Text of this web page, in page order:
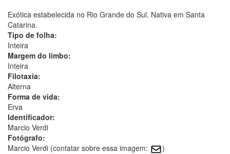
Exótica estabelecida no Rio Grande do Sul. Nativa em Santa
Catarina.
Tipo de folha:
Inteira
Margem do limbo:
Inteira
Filotaxia:
Alterna
Forma de vida:
Erva
Identificador:
Marcio Verdi
Fotógrafo:
Marcio Verdi (contatar sobre essa imagem:
)